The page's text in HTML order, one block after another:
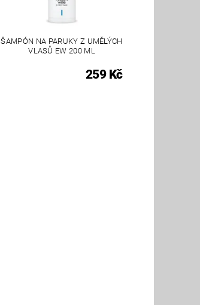
ŠAMPÓN NA PARUKY Z UMĚLÝCH
VLASŮ EW 200 ML
259 Kč